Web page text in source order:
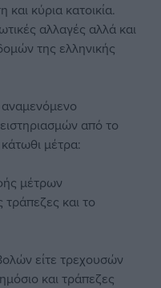
κύρια κατοικία.
αλλαγές αλλά και
της ελληνικής
από το
μέτρα:
μέτρων
τράπεζες και το
είτε τρεχουσών
και τράπεζες